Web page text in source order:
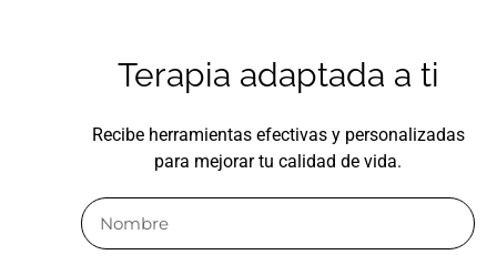
Terapia adaptada a ti
Recibe herramientas efectivas y personalizadas
para mejorar tu calidad de vida.